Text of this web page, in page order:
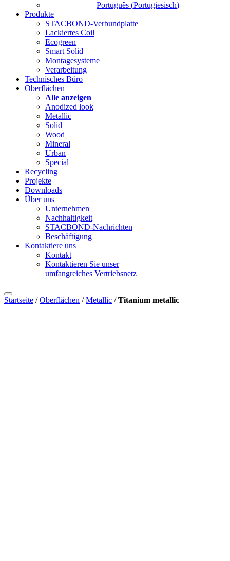
Português (Portugiesisch)
Produkte
STACBOND-Verbundplatte
Lackiertes Coil
Ecogreen
Smart Solid
Montagesysteme
Verarbeitung
Technisches Büro
Oberflächen
Alle anzeigen
Anodized look
Metallic
Solid
Wood
Mineral
Urban
Special
Recycling
Projekte
Downloads
Über uns
Unternehmen
Nachhaltigkeit
STACBOND-Nachrichten
Beschäftigung
Kontaktiere uns
Kontakt
Kontaktieren Sie unser
umfangreiches Vertriebsnetz
Startseite /Oberflächen /Metallic /Titanium metallic